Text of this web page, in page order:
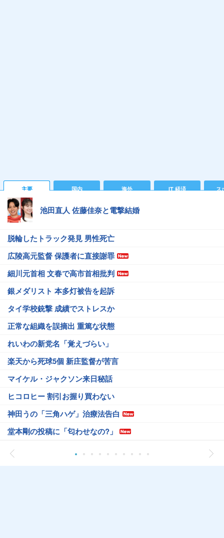
主要 国内 海外 IT 経済 ス
池田直人 佐藤佳奈と電撃結婚
脱輪したトラック発見 男性死亡
広陵高元監督 保護者に直接謝罪
細川元首相 文春で高市首相批判
銀メダリスト 本多灯被告を起訴
タイ学校銃撃 成績でストレスか
正常な組織を誤摘出 重篤な状態
れいわの新党名「覚えづらい」
楽天から死球5個 新庄監督が苦言
マイケル・ジャクソン来日秘話
ヒコロヒー 割引お握り買わない
神田うの「三角ハゲ」治療法告白
堂本剛の投稿に「匂わせなの?」